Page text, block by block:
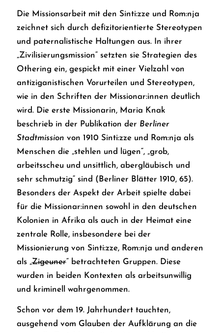
Die Missionsarbeit mit den Sinti:zze und Rom:nja
zeichnet sich durch defizitorientierte Stereotypen
und paternalistische Haltungen aus. In ihrer
„Zivilisierungsmission“ setzten sie Strategien des
Othering ein, gespickt mit einer Vielzahl von
antiziganistischen Vorurteilen und Stereotypen,
wie in den Schriften der Missionar:innen deutlich
wird. Die erste Missionarin, Maria Knak
beschrieb in der Publikation der Berliner
Stadtmission von 1910 Sinti:zze und Rom:nja als
Menschen die „stehlen und lügen“, „grob,
arbeitsscheu und unsittlich, abergläubisch und
sehr schmutzig“ sind (Berliner Blätter 1910, 65).
Besonders der Aspekt der Arbeit spielte dabei
für die Missionar:innen sowohl in den deutschen
Kolonien in Afrika als auch in der Heimat eine
zentrale Rolle, insbesondere bei der
Missionierung von Sinti:zze, Rom:nja und anderen
als „Zigeuner“ betrachteten Gruppen. Diese
wurden in beiden Kontexten als arbeitsunwillig
und kriminell wahrgenommen.
Schon vor dem 19. Jahrhundert tauchten,
ausgehend vom Glauben der Aufklärung an die